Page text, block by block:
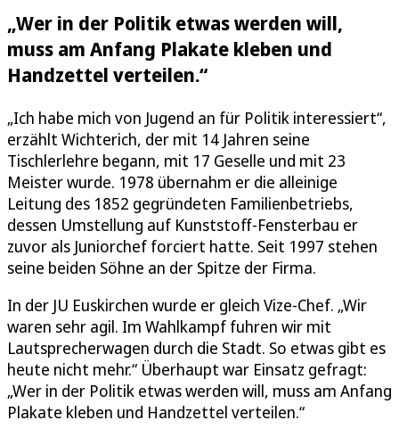
„Wer in der Politik etwas werden will,
muss am Anfang Plakate kleben und
Handzettel verteilen.“
„Ich habe mich von Jugend an für Politik interessiert“,
erzählt Wichterich, der mit 14 Jahren seine
Tischlerlehre begann, mit 17 Geselle und mit 23
Meister wurde. 1978 übernahm er die alleinige
Leitung des 1852 gegründeten Familienbetriebs,
dessen Umstellung auf Kunststoff-Fensterbau er
zuvor als Juniorchef forciert hatte. Seit 1997 stehen
seine beiden Söhne an der Spitze der Firma.
In der JU Euskirchen wurde er gleich Vize-Chef. „Wir
waren sehr agil. Im Wahlkampf fuhren wir mit
Lautsprecherwagen durch die Stadt. So etwas gibt es
heute nicht mehr.“ Überhaupt war Einsatz gefragt:
„Wer in der Politik etwas werden will, muss am Anfang
Plakate kleben und Handzettel verteilen.“